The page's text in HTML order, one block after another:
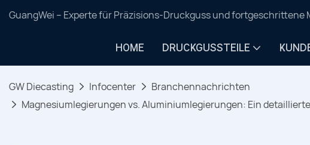
GuangWei – Experte für Präzisions-Druckguss und fortgeschrittene
HOME DRUCKGUSSTEILE
GW Diecasting Infocenter
Branchennachrichten
Magnesiumlegierungen vs. Aluminiumlegierungen: Ein